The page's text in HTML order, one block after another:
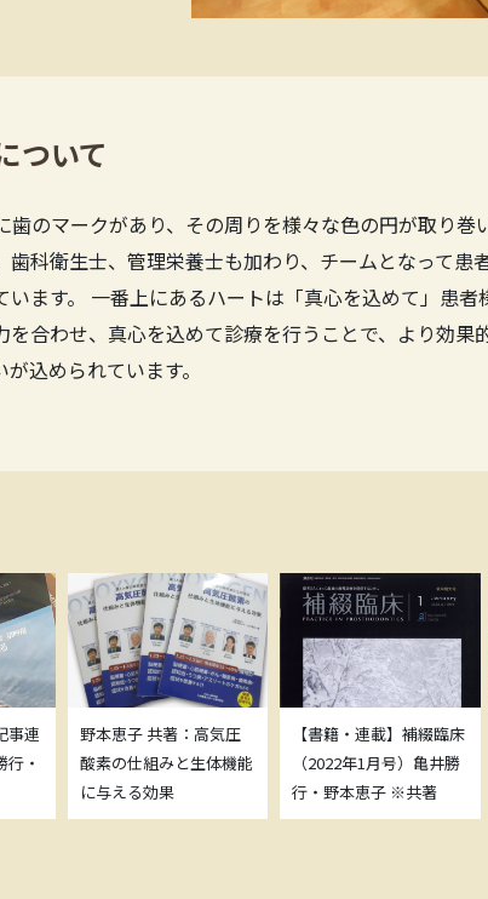
ついて
歯のマークがあり、その周りを様々な色の円が取り巻
歯科衛生士、管理栄養士も加わり、チームとなって
います。 一番上にあるハートは「真心を込めて」患
を合わせ、真心を込めて診療を行うことで、より効
込められています。
事連
・
野本恵子 共著：高気圧
酸素の仕組みと生体機能
に与える効果
【書籍・連載】補綴臨床
（2022年1月号）亀井勝
行・野本恵子 ※共著